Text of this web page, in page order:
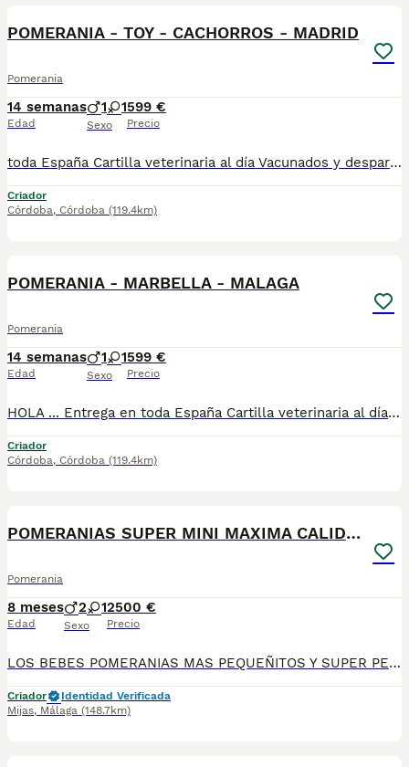
POMERANIA - TOY - CACHORROS - MADRID
Pomerania
14 semanas
Edad
1 1
Sexo
599 €
Precio
toda España Cartilla veterinaria al día Vacunados y desparasitados según edad Microchip incluido Revisados por veterinario Cachorros socializados y acostumbrados al contacto humano Asesoramiento antes y después de la entrega 670864332 ADEMAS NO COBRAMOS NI UN EURO POR ADELANTADO , PASA QUE PAGAS Y LUEGO NO TE LLEGA NADA !!!!! los cachorros están socializados y en perfectas condiciones , mejor escríbenos al what y te detallamos info si quieres tener una buena experiencia este es tu sitio. . GRACIAS .......................................................................
Criador
Córdoba, Córdoba (119.4km)
POMERANIA - MARBELLA - MALAGA
Pomerania
14 semanas
Edad
1 1
Sexo
599 €
Precio
HOLA ... Entrega en toda España Cartilla veterinaria al día Vacunados y desparasitados según edad Microchip incluido Revisados por veterinario Cachorros socializados y acostumbrados al contacto humano Asesoramiento antes y después de la entrega 670864332 ADEMAS NO COBRAMOS NI UN EURO POR ADELANTADO , PASA QUE PAGAS Y LUEGO NO TE LLEGA NADA !!!!! los cachorros están socializados y en perfectas condiciones , mejor escríbenos al what y te detallamos info si quieres tener una buena experiencia este es tu sitio. . GRACIAS .......................................................................
Criador
Córdoba, Córdoba (119.4km)
POMERANIAS SUPER MINI MAXIMA CALIDAD
Pomerania
8 meses
Edad
2 1
Sexo
2500 €
Precio
LOS BEBES POMERANIAS MAS PEQUEÑITOS Y SUPER PELUDITOS, CHATITOS, DESCENDIENTES DE CAMPEONES Y MULTICAMPEONES, MAXIMA CALIDAD Y CRIADOS EN UN AMBIENTE COMPLETAMENTE FAMILIAR. GARANTIAS SANITARIAS Y CONTRATO DE OMPRA. MAXIMAS GARANTIAS Y CALIDAD
Criador
Identidad Verificada
Mijas, Málaga (148.7km)